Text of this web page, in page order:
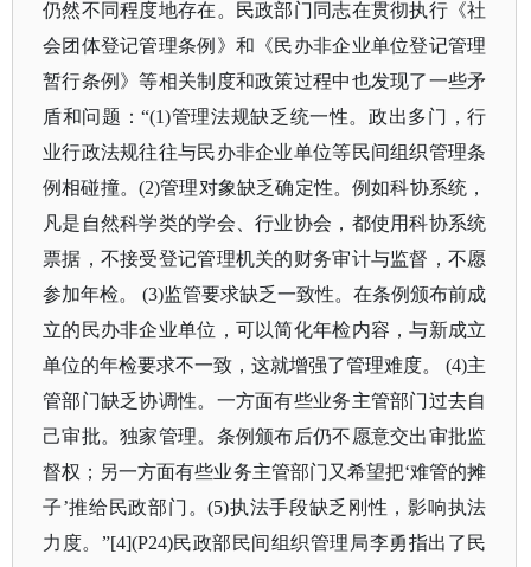
仍然不同程度地存在。民政部门同志在贯彻执行《社
会团体登记管理条例》和《民办非企业单位登记管理
暂行条例》等相关制度和政策过程中也发现了一些矛
盾和问题：“(1)管理法规缺乏统一性。政出多门，行
业行政法规往往与民办非企业单位等民间组织管理条
例相碰撞。(2)管理对象缺乏确定性。例如科协系统，
凡是自然科学类的学会、行业协会，都使用科协系统
票据，不接受登记管理机关的财务审计与监督，不愿
参加年检。 (3)监管要求缺乏一致性。在条例颁布前成
立的民办非企业单位，可以简化年检内容，与新成立
单位的年检要求不一致，这就增强了管理难度。 (4)主
管部门缺乏协调性。一方面有些业务主管部门过去自
己审批。独家管理。条例颁布后仍不愿意交出审批监
督权；另一方面有些业务主管部门又希望把‘难管的摊
子’推给民政部门。(5)执法手段缺乏刚性，影响执法
力度。”[4](P24)民政部民间组织管理局李勇指出了民